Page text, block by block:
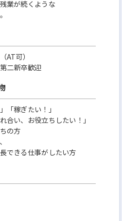
業が続くような
AT可）
二新卒歓迎
「稼ぎたい！」
合い、お役立ちしたい！」
の方
できる仕事がしたい方